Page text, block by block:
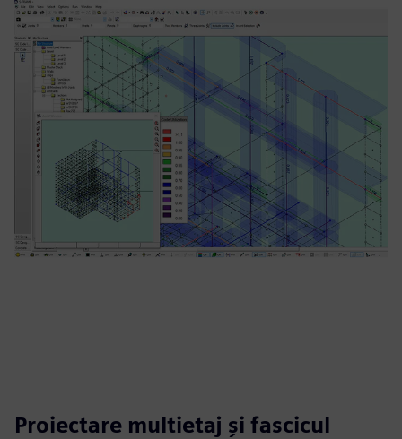
Proiectare multietaj și fascicul